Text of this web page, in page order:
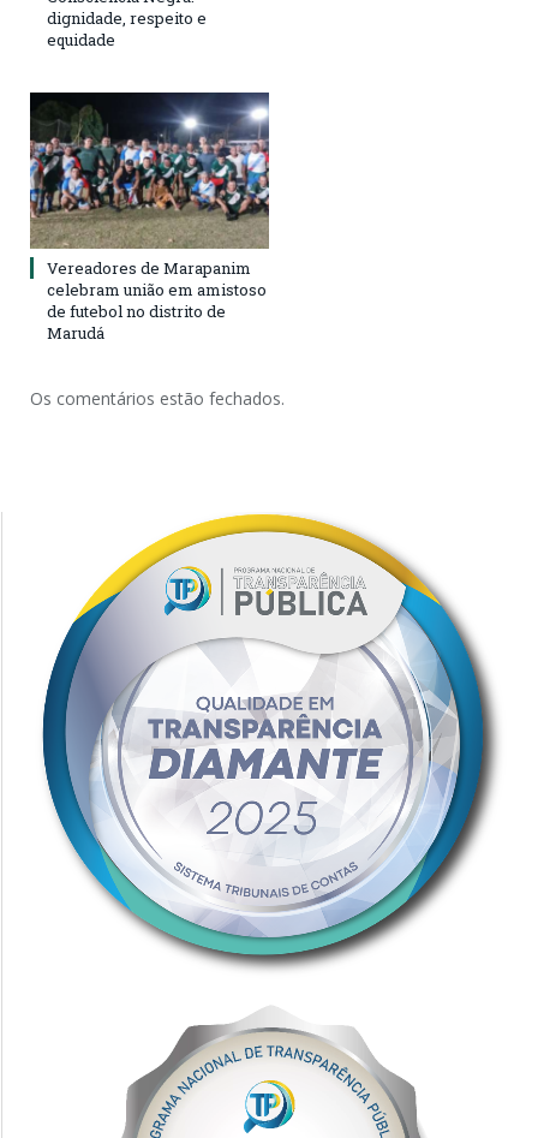
dignidade, respeito e
equidade
Vereadores de Marapanim
celebram união em amistoso
de futebol no distrito de
Marudá
Os comentários estão fechados.